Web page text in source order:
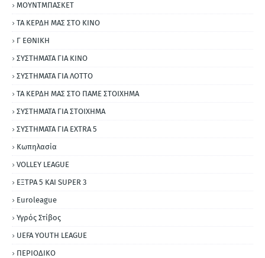
ΜΟΥΝΤΜΠΑΣΚΕΤ
ΤΑ ΚΕΡΔΗ ΜΑΣ ΣΤΟ ΚΙΝΟ
Γ ΕΘΝΙΚΗ
ΣΥΣΤΗΜΑΤΑ ΓΙΑ ΚΙΝΟ
ΣΥΣΤΗΜΑΤΑ ΓΙΑ ΛΟΤΤΟ
ΤΑ ΚΕΡΔΗ ΜΑΣ ΣΤΟ ΠΑΜΕ ΣΤΟΙΧΗΜΑ
ΣΥΣΤΗΜΑΤΑ ΓΙΑ ΣΤΟΙΧΗΜΑ
ΣΥΣΤΗΜΑΤΑ ΓΙΑ ΕΧΤRΑ 5
Κωπηλασία
VOLLEY LEAGUE
ΕΞΤΡΑ 5 ΚΑΙ SUPER 3
Εuroleague
Υγρός Στίβος
UEFA YOUTH LEAGUE
ΠΕΡΙΟΔΙΚΟ